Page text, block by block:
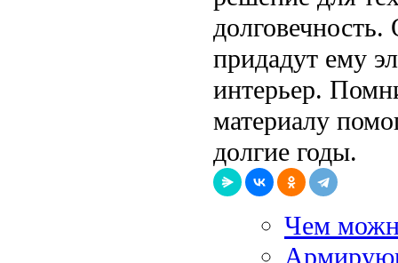
придадут ему
интерьер.
материалу
долгие годы.
Чем